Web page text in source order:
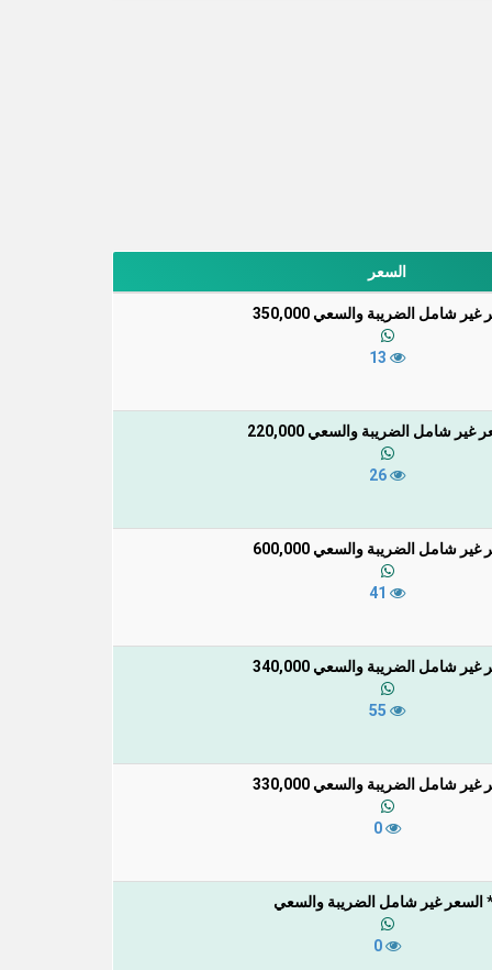
السعر
غير شامل الضريبة والسعي 350,000
غير شامل الضريبة والسعي 220,000
غير شامل الضريبة والسعي 600,000
غير شامل الضريبة والسعي 340,000
غير شامل الضريبة والسعي 330,000
السعر غير شامل الضريبة والسعي